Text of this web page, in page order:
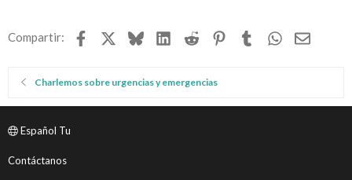
Compartir: Facebook BlueskyLinkedIn
Reddit Pinterest
TumblrWhatsApp
Email
Charlemos sobre urgencias y emergencias
Español Tu
Contáctanos